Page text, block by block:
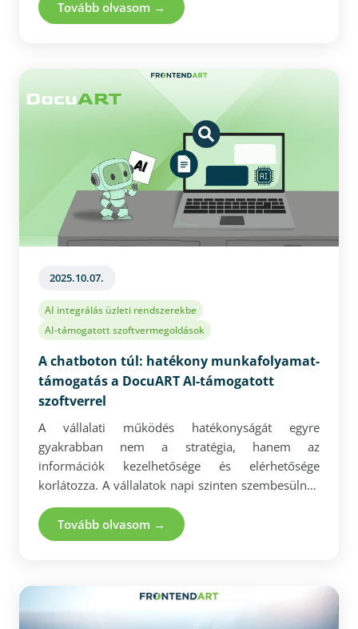
nem helyettesíthetők egymással. Megmutatja,
hogyan járul hozzá mindhárom szerep a stabil,
bármelyik nézőpont háttérbe szorul. Ideális
olvasmány mindazoknak, akik szeretnék átlátni,
hogyan áll össze egy modern szoftverfejlesztési
Tovább olvasom →
2025.10.07.
AI integrálás üzleti rendszerekbe
AI-támogatott szoftvermegoldások
A chatboton túl: hatékony munkafolyamat-
támogatás a DocuART AI-támogatott
szoftverrel
A vállalati működés hatékonyságát egyre
gyakrabban nem a stratégia, hanem az
információk kezelhetősége és elérhetősége
korlátozza. A vállalatok napi szinten szembesülnek
széttagolt adatokkal, lassú döntéstámogatással és
manuális, időigényes folyamatokkal. A cikk
bemutatja, hogyan nyújt valódi megoldást ezekre a
megmutatjuk, miként alakítható a vállalati tudás
aktív, megbízható és operatív szinten is
Tovább olvasom →